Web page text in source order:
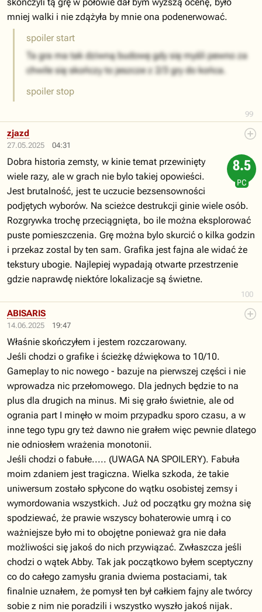
99
mniej walki i nie zdążyła by mnie ona podenerwować.
spoiler start
Ta gra ma tak dziwną budowę gdy się myśli pewno za
chwile się skończy to jeszcze z 2/3 gry do końca.
spoiler stop
27.05.2025 04:31
100
zjazd
8.5
PC
Dobra historia zemsty, w kinie temat przewinięty
wiele razy, ale w grach nie bylo takiej opowieści.
Jest brutalność, jest te uczucie bezsensowności
podjętych wyborów. Na scieżce destrukcji ginie wiele osób.
Rozgrywka trochę przeciągnięta, bo ile można eksplorować
puste pomieszczenia. Grę można bylo skurcić o kilka godzin
i przekaz zostal by ten sam. Grafika jest fajna ale widać że
tekstury ubogie. Najlepiej wypadają otwarte przestrzenie
gdzie naprawdę niektóre lokalizacje są świetne.
14.06.2025 19:47
ABISARIS
Właśnie skończyłem i jestem rozczarowany.
Jeśli chodzi o grafike i ścieżkę dźwiękowa to 10/10.
Gameplay to nic nowego - bazuje na pierwszej części i nie
wprowadza nic przełomowego. Dla jednych będzie to na
plus dla drugich na minus. Mi się grało świetnie, ale od
ogrania part I minęło w moim przypadku sporo czasu, a w
inne tego typu gry też dawno nie grałem więc pewnie dlatego
nie odniosłem wrażenia monotonii.
Jeśli chodzi o fabułe..... (UWAGA NA SPOILERY). Fabuła
moim zdaniem jest tragiczna. Wielka szkoda, że takie
uniwersum zostało spłycone do wątku osobistej zemsy i
wymordowania wszystkich. Już od początku gry można się
spodziewać, że prawie wszyscy bohaterowie umrą i co
ważniejsze było mi to obojętne ponieważ gra nie dała
możliwości się jakoś do nich przywiązać. Zwłaszcza jeśli
chodzi o wątek Abby. Tak jak początkowo byłem sceptyczny
co do całego zamysłu grania dwiema postaciami, tak
finalnie uznałem, że pomysł ten był całkiem fajny ale twórcy
sobie z nim nie poradzili i wszystko wyszło jakoś nijak.